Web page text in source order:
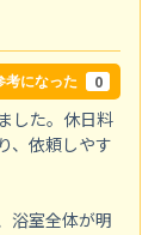
考になった 0
した。休日料
、依頼しやす
浴室全体が明